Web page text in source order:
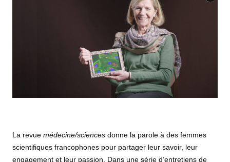
La revue médecine/sciences donne la parole à des femmes
scientifiques francophones pour partager leur savoir, leur
engagement et leur passion. Dans une série d’entretiens de